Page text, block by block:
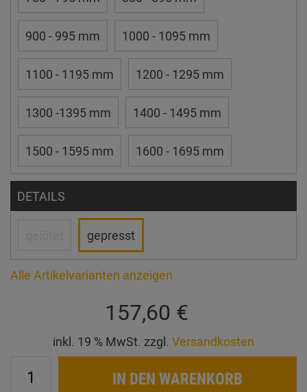
900 - 995 mm 1000 - 1095 mm
1100 - 1195 mm 1200 - 1295 mm
1300 -1395 mm 1400 - 1495 mm
1500 - 1595 mm 1600 - 1695 mm
DETAILS
gepresst
Alle Artikelvarianten anzeigen
157,60 €
inkl. 19 % MwSt. zzgl. Versandkosten
IN DEN WARENKORB